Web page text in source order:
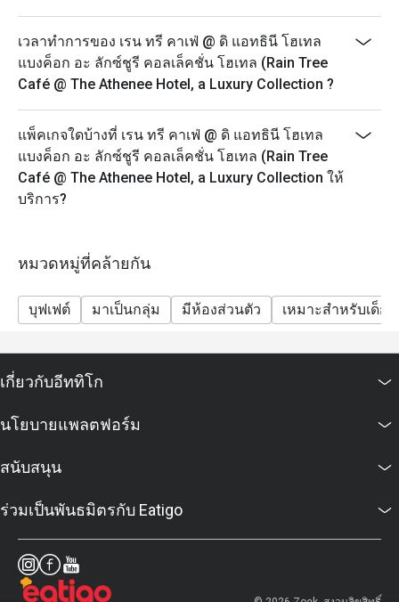
อาหาร และแม้แต่โต๊ะที่นั่งประจำ ทำให้ทุกคนรู้สึกพิเศษและ
ประทับใจ
ทีมครัวนำโดย เชฟบิ๊ก (Chef Big) ซึ่งเป็นหัวหน้าทีมที่มี
ความหลงใหลในการทำอาหารอย่างแท้จริง แม้ในช่วงเวลา
ที่ร้านคึกคัก เชฟและทีมงานยังคงสร้างสรรค์อาหารอย่าง
พิถีพิถัน นอกจากนี้ เชฟยังสามารถปรับเมนูให้เหมาะกับ
ความต้องการพิเศษ ของลูกค้า ไม่ว่าจะเป็น อาหารมังสวิรัติ
"การมีอาการแพ้อาหารบางครั้งอาจเป็นเรื่องยาก แต่ที่ The
ครัวของเชฟบิ๊ก"
ต้องกลับมาเยือนอีกครั้ง
เมนูแนะนำ
ไข่สองฟองในแบบที่คุณชอบ
เทศย่างและแฮชบราวน์
ซีซาร์สลัด
เบคอนกรอบ พาร์เมซานชีส และขนมปังกระเทียมกรอบ
สลัดควินัว
our famous seafood grand buffet. We take standards
for hygiene and cleanliness very seriously and are
taking additional steps to ensure the safety of our
guests and associates.
Thai scallops, pasta station, French Fine de Claire
oysters, shrimp, clams, Thai mussels, sea snails, blue
Thai Scallops, pasta station, French Fine De Claire
oysters, shrimp, clams, Thai mussels, sea snails, blue
swimmer crab, foie gras.
- Sunday Brunch will no longer serve lobster and will
- Due to availability and food rotation, some items
listed above may not be available on certain days.
The buffet does not include drinking water or other
FAQs
Athenee Hotel offer?
A: It features an international buffet with premium
seafood, Asian favourites, Western roasts, and
gourmet desserts.
เวลาทำการของ เรน ทรี คาเฟ่ @ ดิ แอทธินี โฮเทล
แบงค็อก อะ ลักซ์ชูรี คอลเล็คชั่น โฮเทล (Rain Tree
Café @ The Athenee Hotel, a Luxury Collection ?
แพ็คเกจใดบ้างที่ เรน ทรี คาเฟ่ @ ดิ แอทธินี โฮเทล
แบงค็อก อะ ลักซ์ชูรี คอลเล็คชั่น โฮเทล (Rain Tree
Café @ The Athenee Hotel, a Luxury Collection ให้
บริการ?
หมวดหมู่ที่คล้ายกัน
บุฟเฟต์ มาเป็นกลุ่ม มีห้องส่วนตัว เหมาะสำหรับเด็ก
เกี่ยวกับอีททิโก
นโยบายแพลตฟอร์ม
สนับสนุน
ร่วมเป็นพันธมิตรกับ Eatigo